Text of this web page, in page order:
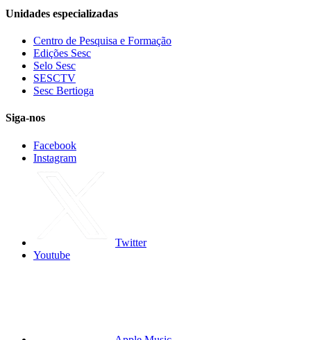
Unidades especializadas
Centro de Pesquisa e Formação
Edições Sesc
Selo Sesc
SESCTV
Sesc Bertioga
Siga-nos
Facebook
Instagram
Twitter
Youtube